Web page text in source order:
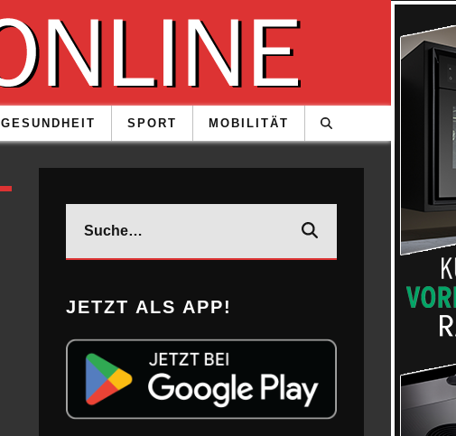
GESUNDHEIT SPORT MOBILITÄT
JETZT ALS APP!